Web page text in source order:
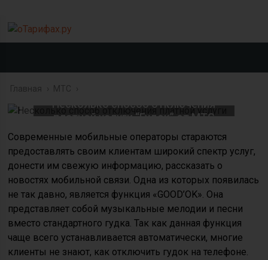
Главная МТС
Несколько способ отключения
платной услуги “Гудок” от МТС
Современные мобильные операторы стараются
предоставлять своим клиентам широкий спектр услуг,
донести им свежую информацию, рассказать о
новостях мобильной связи. Одна из которых появилась
не так давно, является функция «GOOD’OK». Она
представляет собой музыкальные мелодии и песни
вместо стандартного гудка. Так как данная функция
чаще всего устанавливается автоматически, многие
клиенты не знают, как отключить гудок на телефоне.